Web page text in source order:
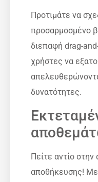
Προτιμάτε να
προσαρμοσμένο
διεπαφή drag-
χρήστες να
δυνατότητες.
Πείτε αντίο
αποθήκευσης!